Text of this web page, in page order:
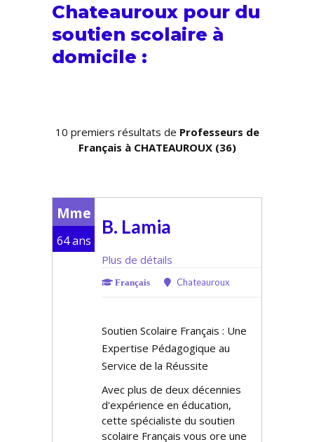
Chateauroux pour du
soutien scolaire à
domicile :
10 premiers résultats de Professeurs de
Français à CHATEAUROUX (36)
Mme
64 ans
B. Lamia
Plus de détails
Français Chateauroux
Soutien Scolaire Français : Une
Expertise Pédagogique au
Service de la Réussite
Avec plus de deux décennies
d'expérience en éducation,
cette spécialiste du soutien
scolaire Français vous offre une